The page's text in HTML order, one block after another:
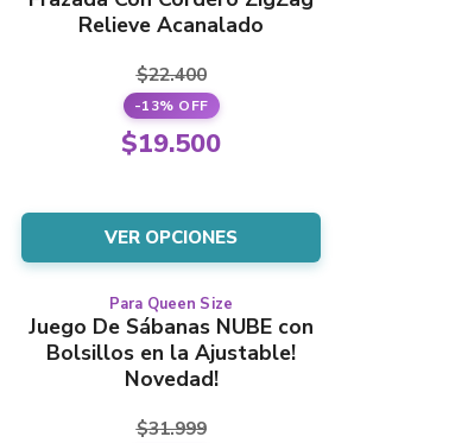
Relieve Acanalado
$22.400
-13% OFF
El
original
era:
$22.400.
$19.500
precio
actual
$19.500.
VER OPCIONES
tiene
variantes.
Las
opciones
elegir
en
la
producto
Para Queen Size
Juego De Sábanas NUBE con
Bolsillos en la Ajustable!
Novedad!
$31.999
Este
producto
tiene
varias
Las